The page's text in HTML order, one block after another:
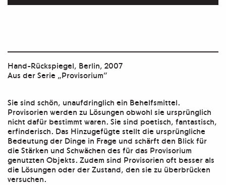
2007
Hand-Rückspiegel, Berlin, 2007
Aus der Serie „Provisorium”
Sie sind schön, unaufdringlich ein Behelfsmittel.
Provisorien werden zu Lösungen obwohl sie ursprünglich
nicht dafür bestimmt waren. Sie sind poetisch, fantastisch,
erfinderisch. Das Hinzugefügte stellt die ursprüngliche
Bedeutung der Dinge in Frage und schärft den Blick für
die Stärken und Schwächen des für das Provisorium
genutzten Objekts. Zudem sind Provisorien oft besser als
die Lösungen oder der Zustand, den sie zu überbrücken
versuchen.